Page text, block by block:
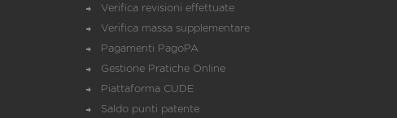
Verifica revisioni effettuate
Verifica massa supplementare
Pagamenti PagoPA
Gestione Pratiche Online
Piattaforma CUDE
Saldo punti patente